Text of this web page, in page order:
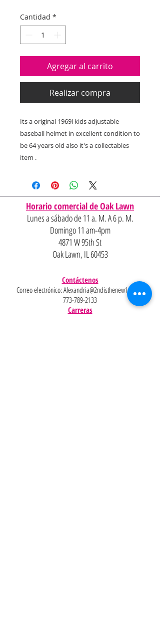
Cantidad *
Agregar al carrito
Realizar compra
Its a original 1969l kids adjustable
baseball helmet in excellent condition to
be 64 years old also it's a collectables
item .
Horario comercial de Oak Lawn
Lunes a sábado de 11 a. M. A 6 p. M.
Domingo 11 am-4pm
4871 W 95th St
Oak Lawn, IL 60453
Contáctenos
Correo electrónico: Alexandria@2ndisthenew1st.com
773-789-2133
Carreras